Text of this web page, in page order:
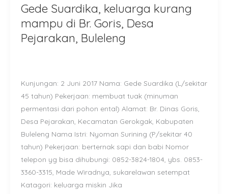
Gede Suardika, keluarga kurang
mampu di Br. Goris, Desa
Pejarakan, Buleleng
Kunjungan: 2 Juni 2017 Nama: Gede Suardika (L/sekitar
45 tahun) Pekerjaan: membuat tuak (minuman
permentasi dari pohon ental) Alamat: Br. Dinas Goris,
Desa Pejarakan, Kecamatan Gerokgak, Kabupaten
Buleleng Nama Istri: Nyoman Surining (P/sekitar 40
tahun) Pekerjaan: berternak sapi dan babi Nomor
telepon yg bisa dihubungi: 0852-3824-1804, ybs. 0853-
3360-3315, Made Wiradnya, sukarelawan setempat
Katagori: keluarga miskin Jika
Gede
Suardika,
keluarga
kurang
Br.
Goris,
Desa
Pejarakan,
Buleleng